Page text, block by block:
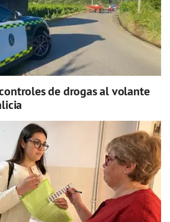
de drogas al volante